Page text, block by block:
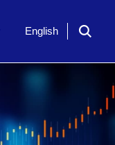
English